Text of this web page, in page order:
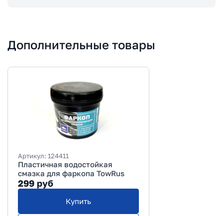
Дополнительные товары
Артикул: 124411
Пластичная водостойкая
смазка для фаркопа TowRus
299 руб
Купить